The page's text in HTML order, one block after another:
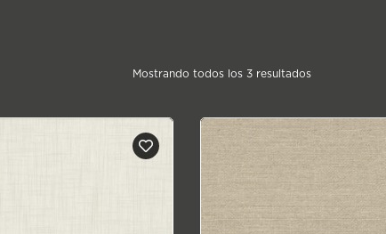
Mostrando todos los 3 resultadosSorted
price:
low
to